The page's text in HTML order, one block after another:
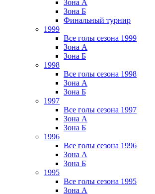
Зона А
Зона Б
Финальный турнир
1999
Все голы сезона 1999
Зона А
Зона Б
1998
Все голы сезона 1998
Зона А
Зона Б
1997
Все голы сезона 1997
Зона А
Зона Б
1996
Все голы сезона 1996
Зона А
Зона Б
1995
Все голы сезона 1995
Зона А